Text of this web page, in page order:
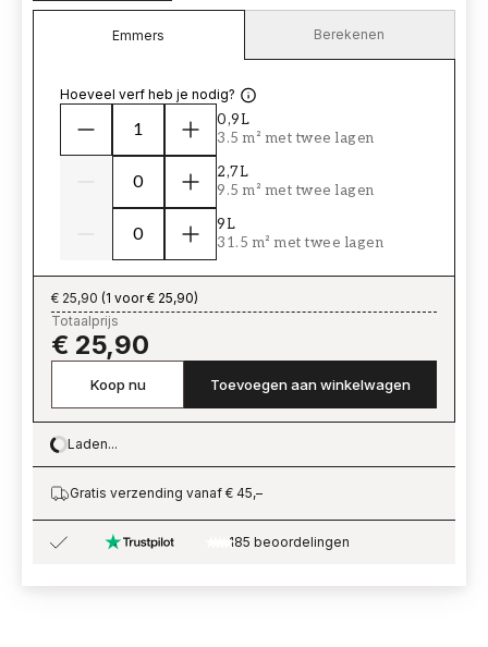
Emmers Berekenen
Hoeveel verf heb je nodig?
0,9L
3.5 m² met twee lagen
2,7L
9.5 m² met twee lagen
9L
31.5 m² met twee lagen
€ 25,90 (1 voor € 25,90)
Totaalprijs
€ 25,90
Koop nu Toevoegen aan winkelwagen
Loading…
Laden...
Gratis verzending vanaf € 45,–
185 beoordelingen